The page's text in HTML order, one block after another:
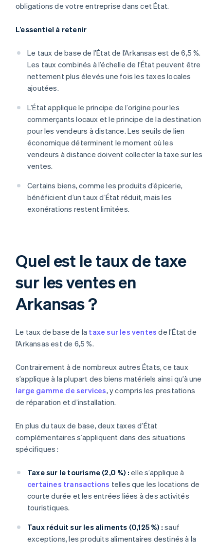
obligations de votre entreprise dans cet État.
L’essentiel à retenir
Le taux de base de l’État de l’Arkansas est de 6,5 %.
Les taux combinés à l’échelle de l’État peuvent être
nettement plus élevés une fois les taxes locales
ajoutées.
L’État applique le principe de l’origine pour les
commerçants locaux et le principe de la destination
pour les vendeurs à distance. Les seuils de lien
économique déterminent le moment où les
vendeurs à distance doivent collecter la taxe sur les
ventes.
Certains biens, comme les produits d’épicerie,
bénéficient d’un taux d’État réduit, mais les
exonérations restent limitées.
Quel est le taux de taxe
sur les ventes en
Arkansas ?
Le taux de base de la taxe sur les ventes de l’État de
l’Arkansas est de 6,5 %.
Contrairement à de nombreux autres États, ce taux
s’applique à la plupart des biens matériels ainsi qu’à une
large gamme de services, y compris les prestations
de réparation et d’installation.
En plus du taux de base, deux taxes d’État
complémentaires s’appliquent dans des situations
spécifiques :
Taxe sur le tourisme (2,0 %) : elle s’applique à
certaines transactions telles que les locations de
courte durée et les entrées liées à des activités
touristiques.
Taux réduit sur les aliments (0,125 %) : sauf
exceptions, les produits alimentaires destinés à la